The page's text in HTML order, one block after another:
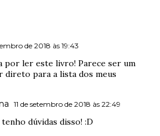
de 2018 às 19:43
por ler este livro! Parece ser um
direto para a lista dos meus
11 de setembro de 2018 às 22:49
dúvidas disso! :D